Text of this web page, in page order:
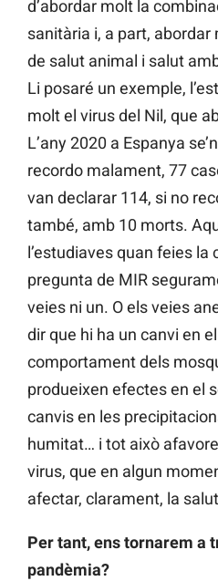
d’abordar molt la
sanitària i, a part,
de salut animal i salut
Li posaré un exemple,
molt el virus del Nil, que
L’any 2020 a Espanya
recordo malament, 77
van declarar 114, si no
també, amb 10 morts.
l’estudiaves quan feies la
pregunta de MIR
veies ni un. O els veies
dir que hi ha un canvi en
comportament dels
produeixen efectes en el
canvis en les
humitat… i tot això
virus, que en algun
afectar, clarament, la
Per tant, ens tornarem a
pandèmia?